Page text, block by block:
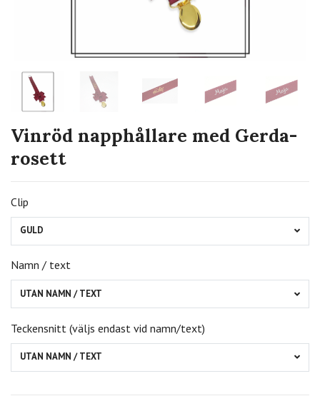
Vinröd napphållare med Gerda-
rosett
Clip
GULD
Namn / text
UTAN NAMN / TEXT
Teckensnitt (väljs endast vid namn/text)
UTAN NAMN / TEXT